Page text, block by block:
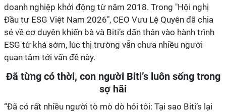
doanh nghiệp khởi động từ năm 2018. Trong "Hội nghị
Đầu tư ESG Việt Nam 2026", CEO Vưu Lệ Quyên đã chia
sẻ về cơ duyên khiến bà và Biti’s dấn thân vào hành trình
ESG từ khá sớm, lúc thị trường vẫn chưa nhiều người
quan tâm tới vấn đề này.
Đã từng có thời, con người Biti’s luôn sống trong
sợ hãi
“Đã có rất nhiều người tò mò dò hỏi tôi: Tại sao Biti’s lại